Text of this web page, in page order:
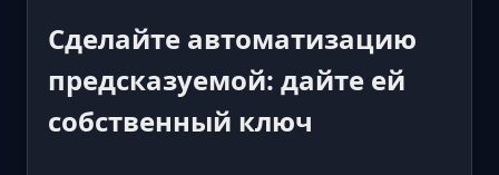
Сделайте автоматизацию
предсказуемой: дайте ей
собственный ключ